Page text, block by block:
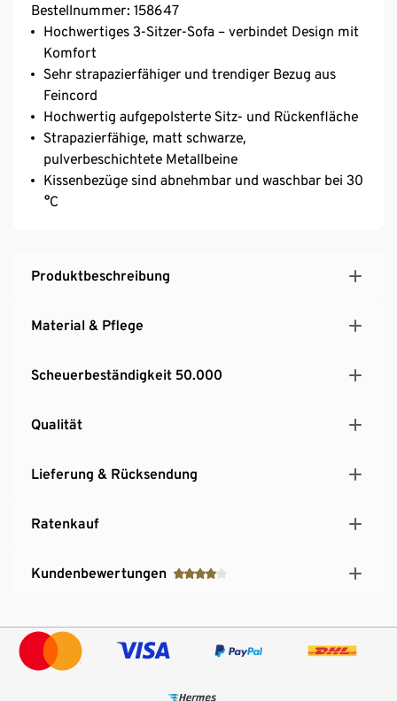
Bestellnummer: 158647
Hochwertiges 3-Sitzer-Sofa – verbindet Design mit
Komfort
Sehr strapazierfähiger und trendiger Bezug aus
Feincord
Hochwertig aufgepolsterte Sitz- und Rückenfläche
Strapazierfähige, matt schwarze,
pulverbeschichtete Metallbeine
Kissenbezüge sind abnehmbar und waschbar bei 30
°C
Produktbeschreibung
Material & Pflege
Scheuerbeständigkeit 50.000
Qualität
Lieferung & Rücksendung
Ratenkauf
Kundenbewertungen